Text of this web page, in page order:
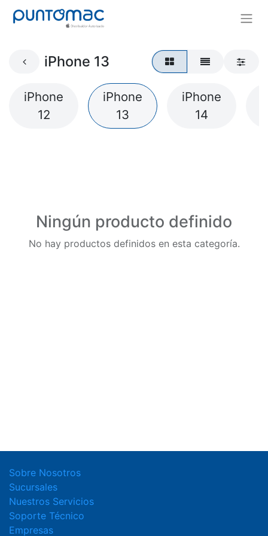
iPhone 13
iPhone
12
iPhone
13
iPhone
14
Ningún producto definido
No hay productos definidos en esta categoría.
Sobre Nosotros
Sucursales
Nuestros Servicios
Soporte Técnico
Empresas